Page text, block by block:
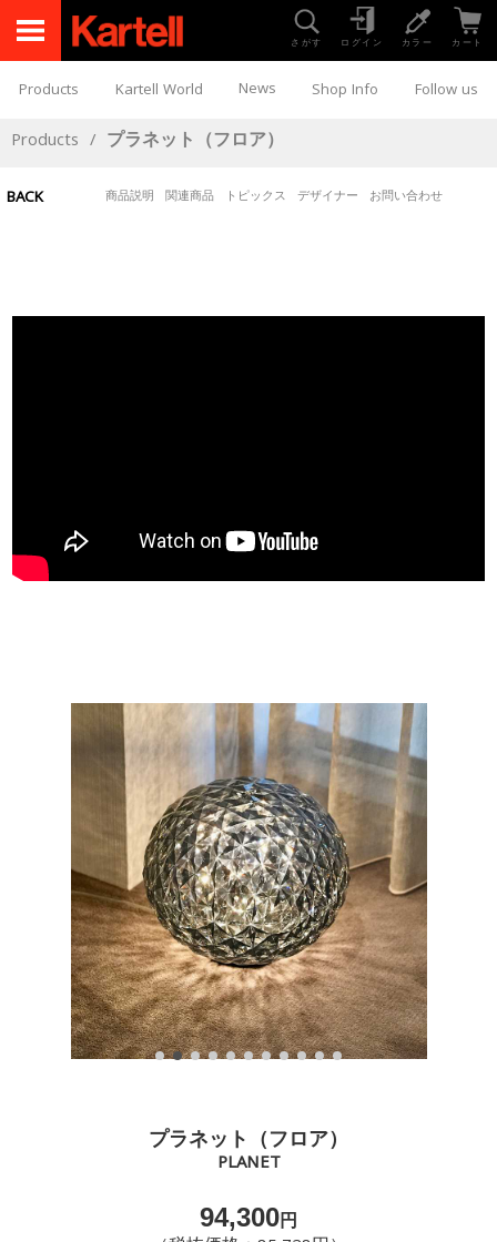
さがす ログイン カラー カート
Products Kartell World News Shop Info Follow us
Products / プラネット（フロア）
BACK 商品説明 関連商品 トピックス デザイナー お問い合わせ
プラネット（フロア）
PLANET
94,300円